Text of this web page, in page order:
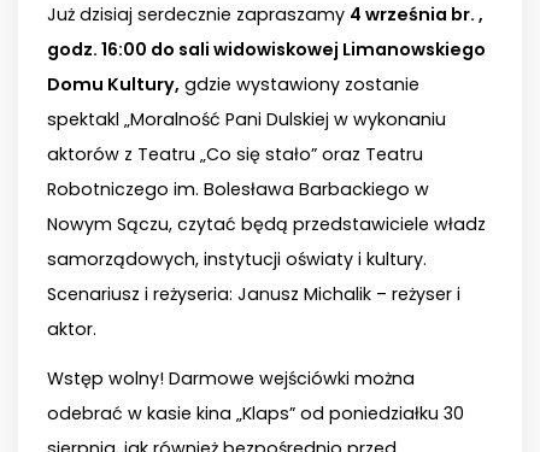
Już dzisiaj serdecznie zapraszamy 4 września br. ,
godz. 16:00 do sali widowiskowej Limanowskiego
Domu Kultury, gdzie wystawiony zostanie
spektakl „Moralność Pani Dulskiej w wykonaniu
aktorów z Teatru „Co się stało” oraz Teatru
Robotniczego im. Bolesława Barbackiego w
Nowym Sączu, czytać będą przedstawiciele władz
samorządowych, instytucji oświaty i kultury.
Scenariusz i reżyseria: Janusz Michalik – reżyser i
aktor.
Wstęp wolny! Darmowe wejściówki można
odebrać w kasie kina „Klaps” od poniedziałku 30